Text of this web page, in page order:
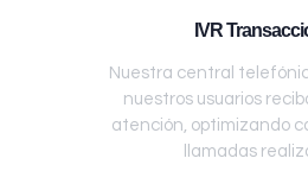
IVR
Nuestra central
nuestros usuarios
atención, optimizando
llamadas